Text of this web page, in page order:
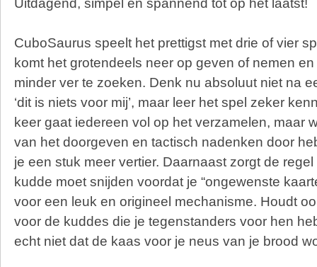
CuboSaurus speelt het prettigst met drie of vier
komt het grotendeels neer op geven of nemen
minder ver te zoeken. Denk nu absoluut niet na
‘dit is niets voor mij’, maar leer het spel zeker
keer gaat iedereen vol op het verzamelen, maar
van het doorgeven en tactisch nadenken door
je een stuk meer vertier. Daarnaast zorgt de
kudde moet snijden voordat je “ongewenste
voor een leuk en origineel mechanisme. Houdt
voor de kuddes die je tegenstanders voor hen
echt niet dat de kaas voor je neus van je brood